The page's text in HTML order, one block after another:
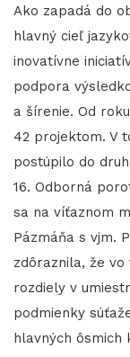
Ako zapadá do
hlavný cieľ
inovatívne
podpora
a šírenie. Od
42 projektom. V
postúpilo do
16. Odborná
sa na víťaznom
Pázmáňa s vjm.
zdôraznila, že
rozdiely v
podmienky
hlavných